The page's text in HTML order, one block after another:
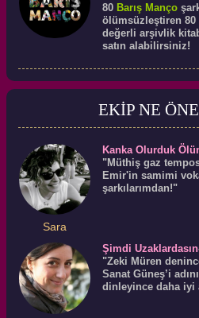
80 Barış Manço
ölümsüzleştiren 80
değerli arşivlik
satın alabilirsiniz!
EKİP NE
Sara
Kanka Olurduk
"Müthiş gaz
Emir'in samimi
şarkılarımdan!"
Şimdi Uzaklardasın
"Zeki Müren
Sanat Güneş’i
dinleyince daha iyi